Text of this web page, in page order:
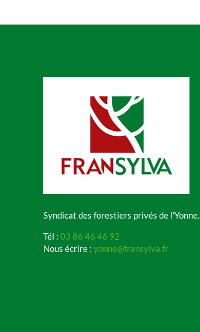
Syndicat des forestiers privés de l'Yonne.
Tél : 03 86 46 46 92
Nous écrire : yonne@fransylva.fr